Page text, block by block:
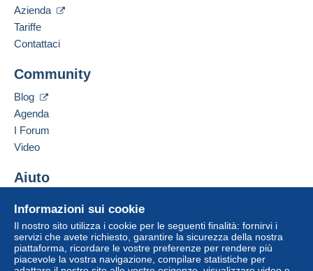
Informazioni sui cookie
Il nostro sito utilizza i cookie per le seguenti finalità: fornirvi i
servizi che avete richiesto, garantire la sicurezza della nostra
piattaforma, ricordare le vostre preferenze per rendere più
piacevole la vostra navigazione, compilare statistiche per
Azienda
Tariffe
Contattaci
Community
Blog
Agenda
I Forum
Video
Aiuto
Acquistare su Delcampe
Vendere su Delcampe
Un sito sicuro